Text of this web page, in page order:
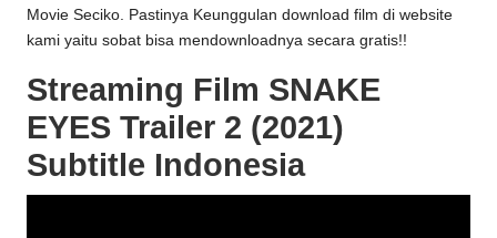
Movie Seciko. Pastinya Keunggulan download film di website
kami yaitu sobat bisa mendownloadnya secara gratis!!
Streaming Film SNAKE
EYES Trailer 2 (2021)
Subtitle Indonesia